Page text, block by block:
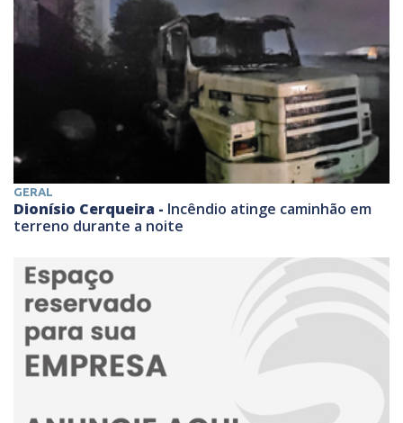
GERAL
Dionísio Cerqueira - Incêndio atinge caminhão em
terreno durante a noite